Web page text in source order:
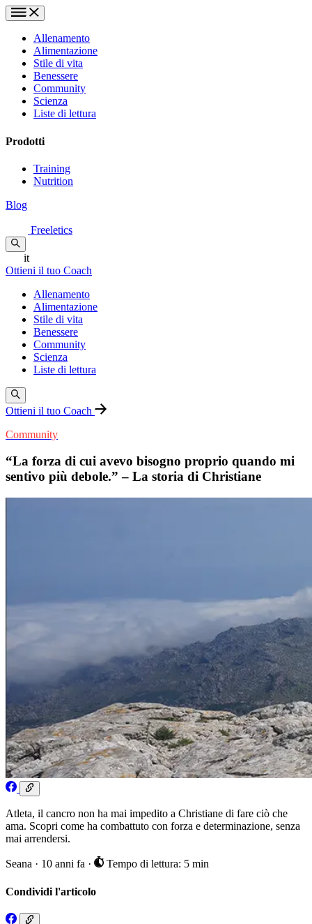
Allenamento
Alimentazione
Stile di vita
Benessere
Community
Scienza
Liste di lettura
Prodotti
Training
Nutrition
Blog
Freeletics
it
Ottieni il tuo Coach
Allenamento
Alimentazione
Stile di vita
Benessere
Community
Scienza
Liste di lettura
Ottieni il tuo Coach
Community
“La forza di cui avevo bisogno proprio quando mi
sentivo più debole.” – La storia di Christiane
Atleta, il cancro non ha mai impedito a Christiane di fare ciò che
ama. Scopri come ha combattuto con forza e determinazione, senza
mai arrendersi.
Seana · 10 anni fa · Tempo di lettura: 5 min
Condividi l'articolo